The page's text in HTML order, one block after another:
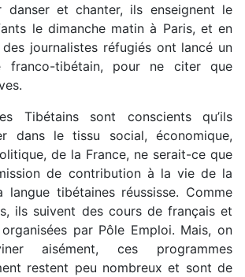
danser et chanter, ils enseignent le
le dimanche matin à Paris, et en
journalistes réfugiés ont lancé un
franco-tibétain, pour ne citer que
Tibétains sont conscients qu’ils
dans le tissu social, économique,
de la France, ne serait-ce que
de contribution à la vie de la
tibétaines réussisse. Comme
ils suivent des cours de français et
par Pôle Emploi. Mais, on
aisément, ces programmes
restent peu nombreux et sont de